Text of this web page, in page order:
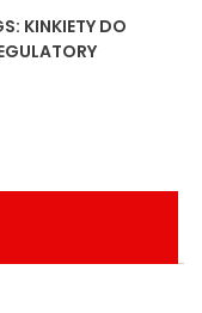
KINKIETY DO